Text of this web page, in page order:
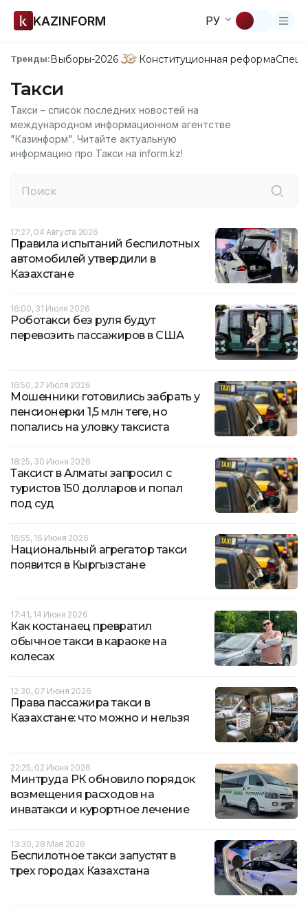
KAZINFORM РУ
Тренды:Выборы-2026 Конституционная реформа
Такси
Такси – список последних новостей на
международном информационном агентстве
"Казинформ". Читайте актуальную
информацию про Такси на inform.kz!
17:27, 04 Августа 2026
Правила испытаний беспилотных
автомобилей утвердили в
Казахстане
16:00, 31 Июля 2026
Роботакси без руля будут
перевозить пассажиров в США
16:50, 27 Июля 2026
Мошенники готовились забрать у
пенсионерки 1,5 млн теңге, но
попались на уловку таксиста
18:25, 30 Июня 2026
Таксист в Алматы запросил с
туристов 150 долларов и попал
под суд
16:55, 16 Июня 2026
Национальный агрегатор такси
появится в Кыргызстане
17:41, 14 Июня 2026
Как костанаец превратил
обычное такси в караоке на
колесах
12:30, 07 Июня 2026
Права пассажира такси в
Казахстане: что можно и нельзя
22:25, 02 Июня 2026
Минтруда РК обновило порядок
возмещения расходов на
инватакси и курортное лечение
13:30, 28 Мая 2026
Беспилотное такси запустят в
трех городах Казахстана